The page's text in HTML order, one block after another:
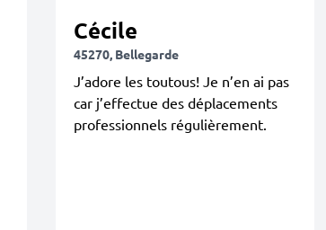
Cécile
45270, Bellegarde
J’adore les toutous! Je n’en ai pas
car j’effectue des déplacements
professionnels régulièrement.